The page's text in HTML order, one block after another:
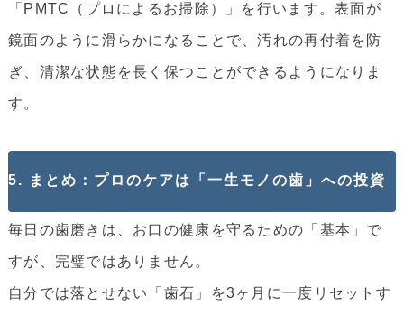
「PMTC（プロによるお掃除）」を行います。表面が
鏡面のように滑らかになることで、汚れの再付着を防
ぎ、清潔な状態を長く保つことができるようになりま
す。
5. まとめ：プロのケアは「一生モノの歯」への投資
毎日の歯磨きは、お口の健康を守るための「基本」で
すが、完璧ではありません。
自分では落とせない「歯石」を3ヶ月に一度リセットす